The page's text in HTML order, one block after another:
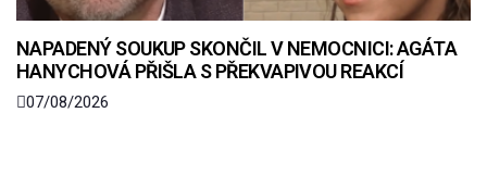
NAPADENÝ SOUKUP SKONČIL V NEMOCNICI: AGÁTA
HANYCHOVÁ PŘIŠLA S PŘEKVAPIVOU REAKCÍ
07/08/2026